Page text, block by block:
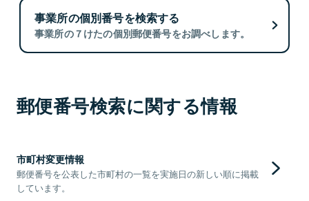
事業所の個別番号を検索する
事業所の７けたの個別郵便番号をお調べします。
郵便番号検索に関する情報
市町村変更情報
郵便番号を公表した市町村の一覧を実施日の新しい順に掲載
しています。